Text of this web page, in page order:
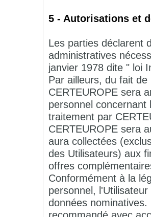
5 - Autorisations et
Les parties déclarent
administratives
janvier 1978 dite " loi
Par ailleurs, du fait
CERTEUROPE sera
personnel concernant
traitement par
CERTEUROPE sera
aura collectées
des Utilisateurs) aux
offres
Conformément à la
personnel,
données